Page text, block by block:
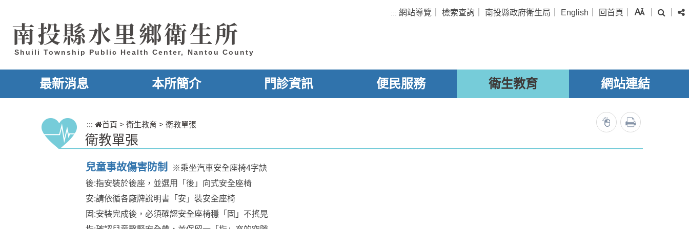
南投縣水里鄉衛生所
Shuili Township Public Health Center, Nantou County
::: 網站導覽 檢索查詢 南投縣政府衛生局 English 回首頁 字級 搜尋
最新消息 本所簡介 門診資訊 便民服務 衛生教育 網站連結
::: 首頁 > 衛生教育 > 衛教單張
衛教單張
兒童事故傷害防制
※乘坐汽車安全座椅4字訣
後:指安裝於後座，並選用「後」向式安全座椅
安:請依循各廠牌說明書「安」裝安全座椅
固:安裝完成後，必須確認安全座椅穩「固」不搖晃